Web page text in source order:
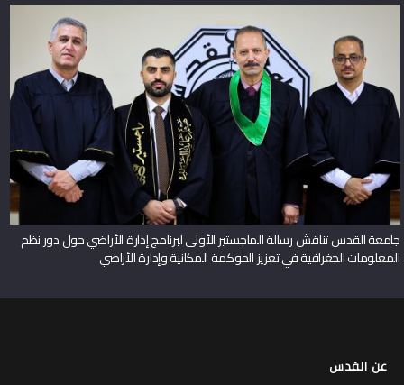
جامعة القدس تناقش رسالة الماجستير الأولى لبرنامج إدارة الأراضي حول دور نظم
المعلومات الجغرافية في تعزيز الحوكمة المكانية وإدارة الأراضي
عن القدس